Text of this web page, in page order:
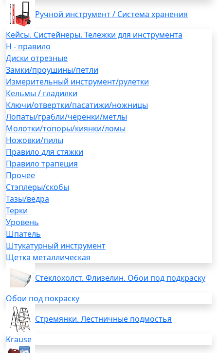
Ручной инструмент / Система хранения
Кейсы. Систейнеры. Тележки для инструмента
H - правило
Диски отрезные
Замки/проушины/петли
Измерительный инструмент/рулетки
Кельмы / гладилки
Ключи/отвертки/пасатижи/ножницы
Лопаты/грабли/черенки/метлы
Молотки/топоры/киянки/ломы
Ножовки/пилы
Правило для стяжки
Правило трапеция
Прочее
Стэплеры/скобы
Тазы/ведра
Терки
Уровень
Шпатель
Штукатурный инструмент
Щетка металлическая
Стеклохолст. Флизелин. Обои под подкраску
Обои под покраску
Стремянки. Лестничные подмостья
Krause